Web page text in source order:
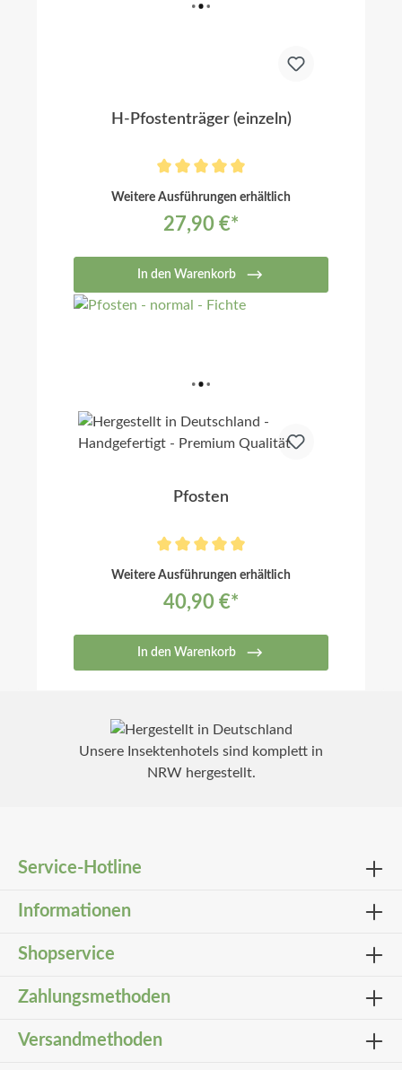
H-Pfostenträger (einzeln)
Weitere Ausführungen erhältlich
27,90 €*
In den Warenkorb
Pfosten
Weitere Ausführungen erhältlich
40,90 €*
In den Warenkorb
Unsere Insektenhotels sind komplett in
NRW hergestellt.
Service-Hotline
Informationen
Shopservice
Zahlungsmethoden
Versandmethoden